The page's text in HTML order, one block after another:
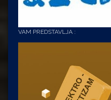
VAM PREDSTAVLJA :